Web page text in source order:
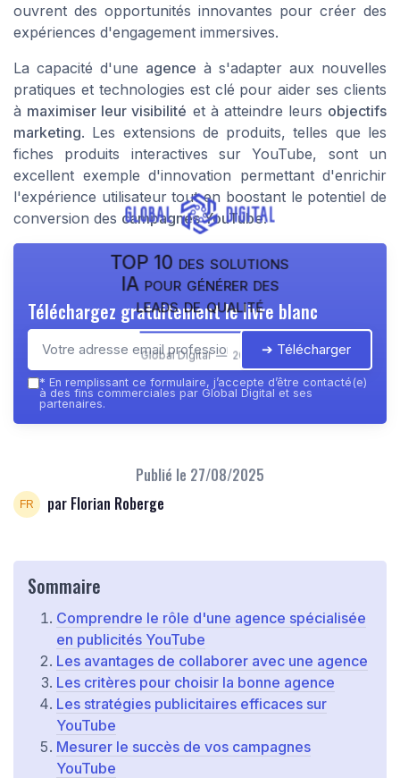
ouvrent des opportunités innovantes pour créer des
expériences d'engagement immersives.
La capacité d'une agence à s'adapter aux nouvelles
pratiques et technologies est clé pour aider ses clients
à maximiser leur visibilité et à atteindre leurs objectifs
marketing. Les extensions de produits, telles que les
fiches produits interactives sur YouTube, sont un
excellent exemple d'innovation permettant d'enrichir
l'expérience utilisateur tout en boostant le potentiel de
conversion des campagnes YouTube.
TOP 10 des solutions
IA pour générer des
leads de qualité
Global Digital — 2026
Téléchargez gratuitement le livre blanc
➔ Télécharger
* En remplissant ce formulaire, j’accepte d’être contacté(e)
à des fins commerciales par Global Digital et ses
partenaires.
Publié le 27/08/2025
par Florian Roberge
Sommaire
Comprendre le rôle d'une agence spécialisée
en publicités YouTube
Les avantages de collaborer avec une agence
Les critères pour choisir la bonne agence
Les stratégies publicitaires efficaces sur
YouTube
Mesurer le succès de vos campagnes
YouTube